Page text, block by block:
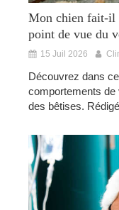
Mon chien fait-il
point de vue du
15 Juil 2026
Découvrez dans
comportements de
des bêtises.